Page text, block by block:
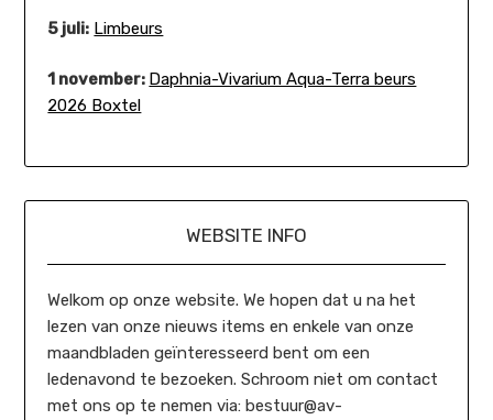
5 juli: Limbeurs
1 november: Daphnia-Vivarium Aqua-Terra beurs
2026 Boxtel
WEBSITE INFO
Welkom op onze website. We hopen dat u na het
lezen van onze nieuws items en enkele van onze
maandbladen geïnteresseerd bent om een
ledenavond te bezoeken. Schroom niet om contact
met ons op te nemen via: bestuur@av-